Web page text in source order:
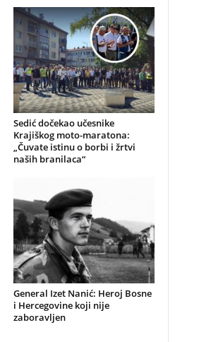
Sedić dočekao učesnike
Krajiškog moto-maratona:
„Čuvate istinu o borbi i žrtvi
naših branilaca“
General Izet Nanić: Heroj Bosne
i Hercegovine koji nije
zaboravljen